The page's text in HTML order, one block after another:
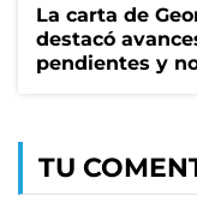
La carta de
destacó
pendientes y
TU